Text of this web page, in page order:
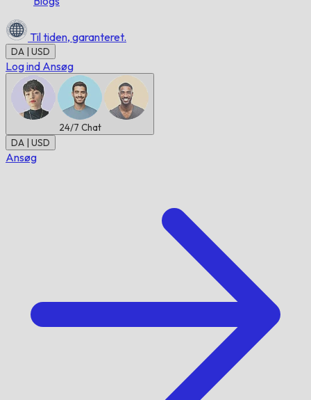
Til tiden, garanteret.
DA | USD
Log ind Ansøg
24/7 Chat
DA | USD
Ansøg